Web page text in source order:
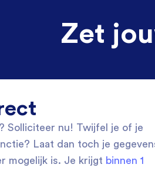
Zet
Solliciteer nu! Twijfel je of je
Laat dan toch je
mogelijk is. Je krijgt binnen 1